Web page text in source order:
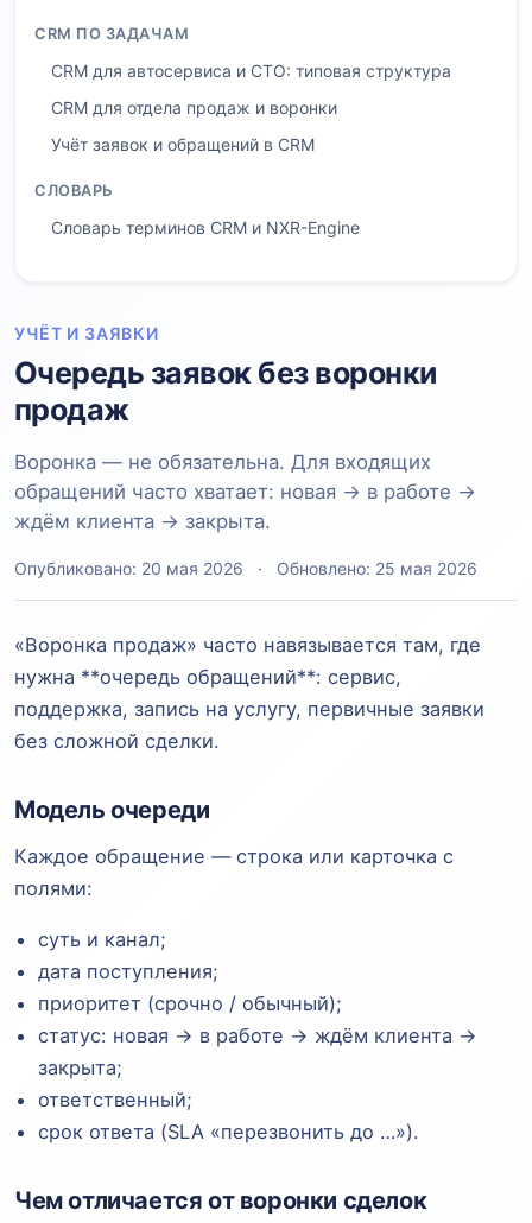
CRM ПО ЗАДАЧАМ
CRM для автосервиса и СТО: типовая структура
CRM для отдела продаж и воронки
Учёт заявок и обращений в CRM
СЛОВАРЬ
Словарь терминов CRM и NXR-Engine
УЧЁТ И ЗАЯВКИ
Очередь заявок без воронки
продаж
Воронка — не обязательна. Для входящих
обращений часто хватает: новая → в работе →
ждём клиента → закрыта.
Опубликовано: 20 мая 2026 · Обновлено: 25 мая 2026
«Воронка продаж» часто навязывается там, где
нужна **очередь обращений**: сервис,
поддержка, запись на услугу, первичные заявки
без сложной сделки.
Модель очереди
Каждое обращение — строка или карточка с
полями:
суть и канал;
дата поступления;
приоритет (срочно / обычный);
статус: новая → в работе → ждём клиента →
закрыта;
ответственный;
срок ответа (SLA «перезвонить до …»).
Чем отличается от воронки сделок